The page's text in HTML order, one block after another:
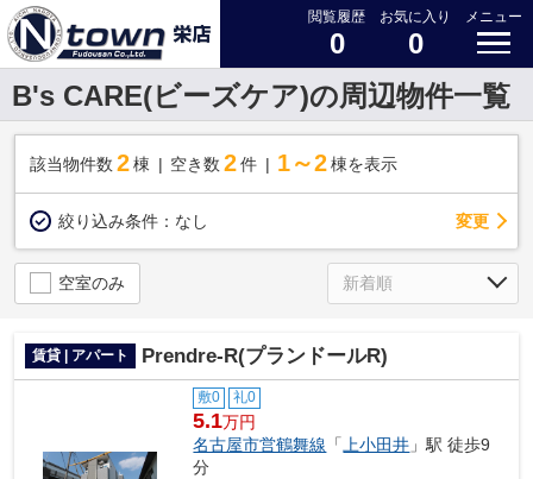
閲覧履歴
0
お気に入り
0
メニュー
B's CARE(ビーズケア)の周辺物件一覧
該当物件数 2棟 空き数 2 件 1～2 棟を表示
絞り込み条件： なし 変更
空室のみ
賃貸 | アパート Prendre-R(プランドールR)
敷0 礼0
5.1万円
名古屋市営鶴舞線 「上小田井 」駅 徒歩9
分